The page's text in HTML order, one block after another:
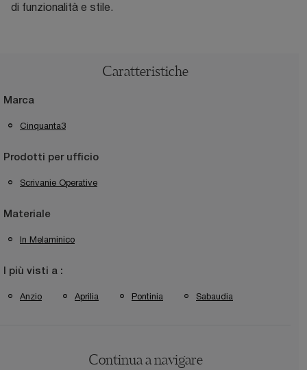
di funzionalità e stile.
Caratteristiche
Marca
Cinquanta3
Prodotti per ufficio
Scrivanie Operative
Materiale
In Melaminico
I più visti a :
Anzio Aprilia Pontinia Sabaudia
Continua a navigare